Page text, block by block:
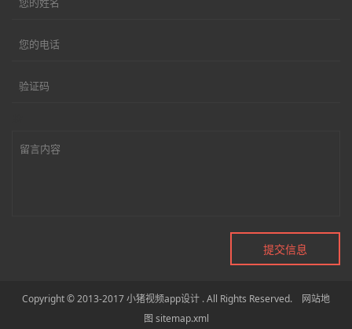
Copyright © 2013-2017 小猪视频app设计 . All Rights Reserved. 网站地
图 sitemap.xml